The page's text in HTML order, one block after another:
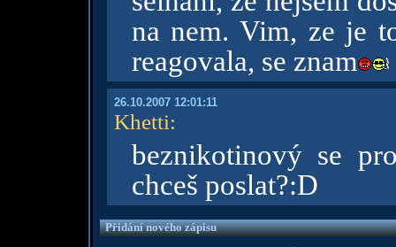
na nem. Vim, ze je
reagovala, se znam
26.10.2007 12:01:11
Khetti:
beznikotinový se
chceš poslat?:D
Přidání nového zápisu